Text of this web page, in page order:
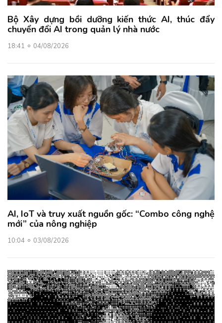
Bộ Xây dựng bồi dưỡng kiến thức AI, thúc đẩy
chuyển đổi AI trong quản lý nhà nước
18:41 04/08/2026
AI, IoT và truy xuất nguồn gốc: “Combo công nghệ
mới” của nông nghiệp
10:04 03/08/2026